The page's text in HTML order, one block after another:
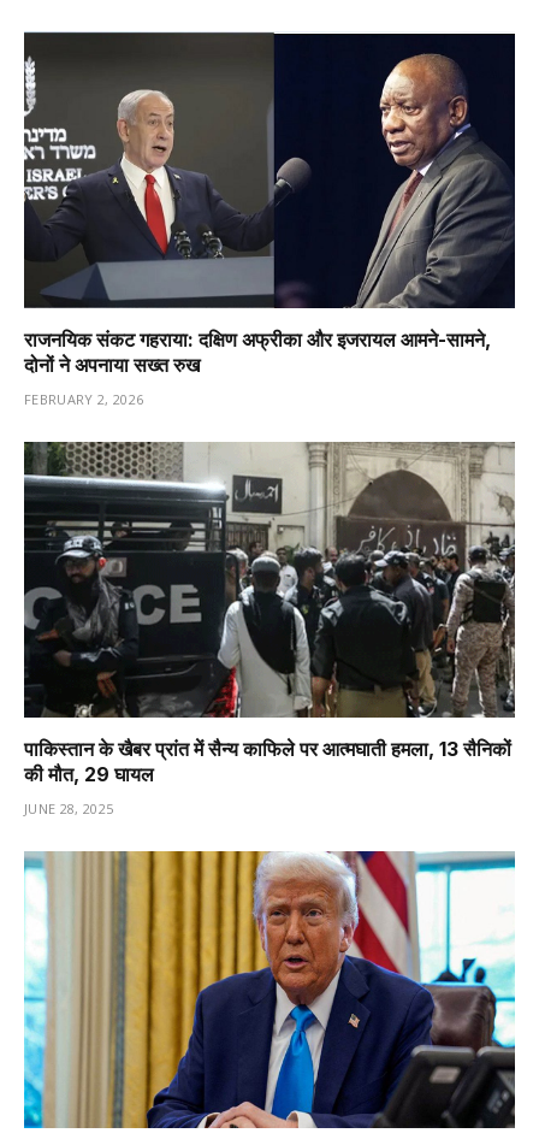
राजनयिक संकट गहराया: दक्षिण अफ्रीका और इजरायल आमने-सामने,
दोनों ने अपनाया सख्त रुख
FEBRUARY 2, 2026
पाकिस्तान के खैबर प्रांत में सैन्य काफिले पर आत्मघाती हमला, 13 सैनिकों
की मौत, 29 घायल
JUNE 28, 2025